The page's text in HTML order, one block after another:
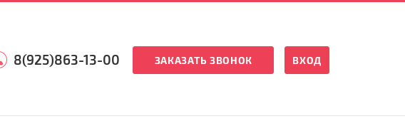
8(925)863-13-00 ЗАКАЗАТЬ ЗВОНОК ВХОД